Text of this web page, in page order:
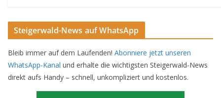
Steigerwald-News auf WhatsApp
Bleib immer auf dem Laufenden! Abonniere jetzt unseren
WhatsApp-Kanal und erhalte die wichtigsten Steigerwald-News
direkt aufs Handy – schnell, unkompliziert und kostenlos.